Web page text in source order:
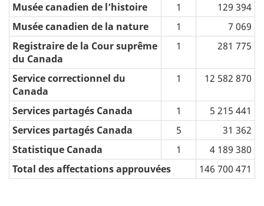
Musée canadien de l’histoire 1
129 394
Musée canadien de la nature
1
7 069
Registraire de la Cour suprême
du Canada
1 281 775
Service correctionnel du
Canada
1 12 582 870
Services partagés Canada 1
5 215 441
Services partagés Canada
5
31 362
Statistique Canada
1
4 189 380
Total des affectations approuvées
146 700 471